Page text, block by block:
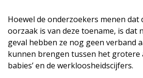
Hoewel de onderzoekers menen dat
oorzaak is van deze toename, is dat
geval hebben ze nog geen verband
kunnen brengen tussen het grotere
babies’ en de werkloosheidscijfers.